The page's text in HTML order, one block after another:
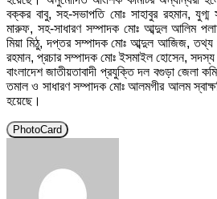
বক্কর বাবু, সহ-সভাপতি মোঃ সাহাবুর রহমান,
মারুফ, সহ-সাধারণ সম্পাদক মোঃ আব্দুল আলিম
মিয়া মিঠু, দপ্তর সম্পাদক মোঃ আব্দুল আজিজ,
রহমান, প্রচার সম্পাদক মোঃ ইসমাইল হোসেন,
বাংলাদেশ জাতীয়তাবাদী প্রযুক্তি দল বগুড়া জেলা
তমাল ও সাধারণ সম্পাদক মোঃ আলমগীর আলম
হয়েছে।
PhotoCard